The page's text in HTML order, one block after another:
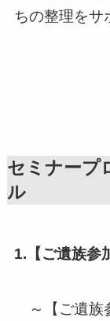
ちの整理をサ
セミナープ
ル
1. 【ご遺族
～【ご遺族